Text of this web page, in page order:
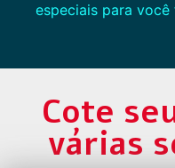
especiais para
Cote
várias